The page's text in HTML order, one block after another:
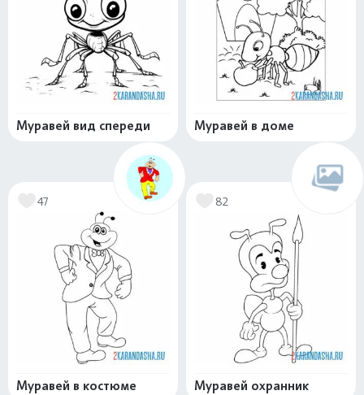
Муравей вид спереди Муравей в доме
47
Муравей в костюме
82
Муравей охранник